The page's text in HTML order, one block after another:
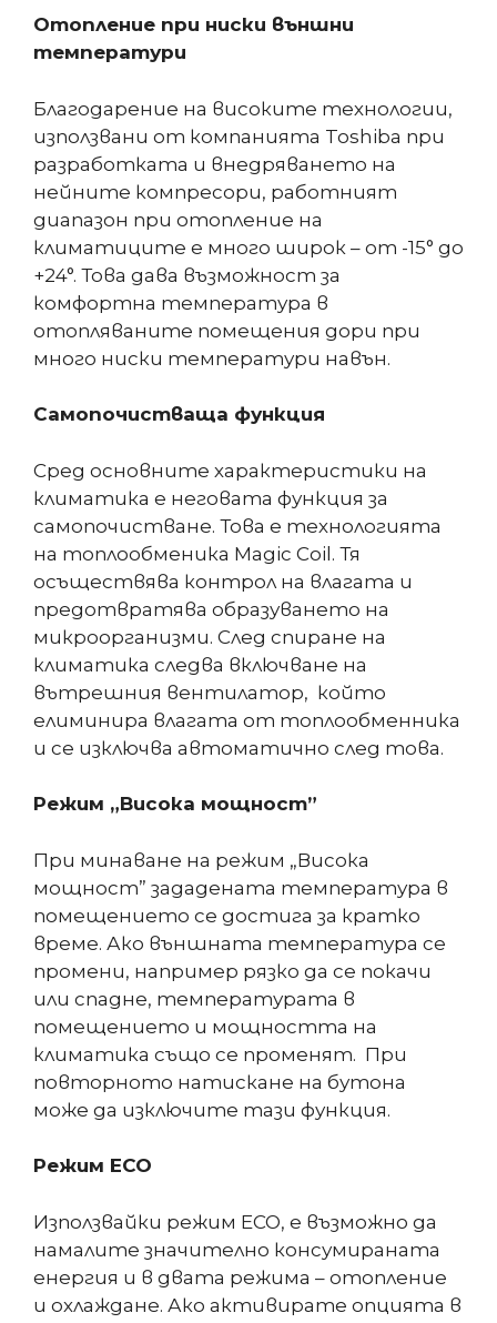
Отопление при ниски външни
температури
Благодарение на високите технологии,
използвани от компанията Toshiba при
разработката и внедряването на
нейните компресори, работният
диапазон при отопление на
климатиците е много широк – от -15° до
+24°. Това дава възможност за
комфортна температура в
отопляваните помещения дори при
много ниски температури навън.
Самопочистваща функция
Сред основните характеристики на
климатика е неговата функция за
самопочистване. Това е технологията
на топлообменика Magic Coil. Тя
осъществява контрол на влагата и
предотвратява образуването на
микроорганизми. След спиране на
климатика следва включване на
вътрешния вентилатор, който
елиминира влагата от топлообменника
и се изключва автоматично след това.
Режим „Висока мощност”
При минаване на режим „Висока
мощност” зададената температура в
помещението се достига за кратко
време. Ако външната температура се
промени, например рязко да се покачи
или спадне, температурата в
помещението и мощността на
климатика също се променят. При
повторното натискане на бутона
може да изключите тази функция.
Режим ЕСО
Използвайки режим ЕСО, е възможно да
намалите значително консумираната
енергия и в двата режима – отопление
и охлаждане. Ако активирате опцията в